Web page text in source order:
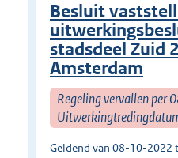
Besluit
stadsdeel Zuid
Amsterdam
Regeling vervallen
Geldend van 08-10-